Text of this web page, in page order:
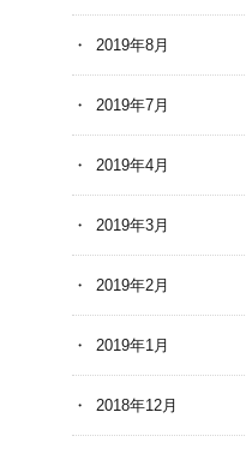
2019年8月
2019年7月
2019年4月
2019年3月
2019年2月
2019年1月
2018年12月